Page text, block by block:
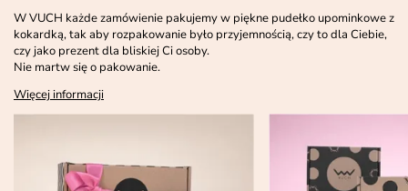
W VUCH każde zamówienie pakujemy w piękne pudełko upominkowe z
kokardką, tak aby rozpakowanie było przyjemnością, czy to dla Ciebie,
czy jako prezent dla bliskiej Ci osoby.
Nie martw się o pakowanie.
Więcej informacji